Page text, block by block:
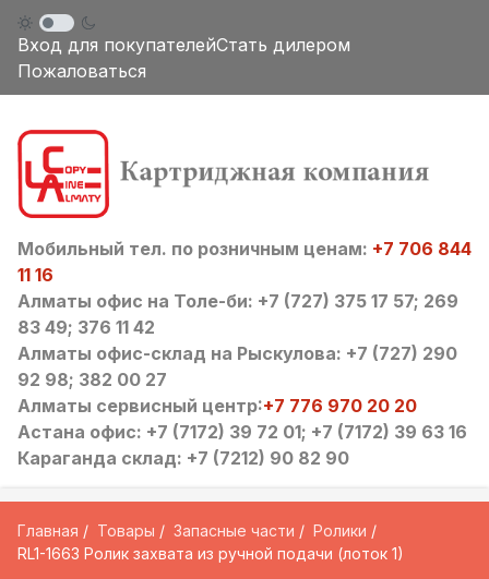
Вход для покупателейСтать дилером
Пожаловаться
Мобильный тел. по розничным ценам: +7 706 844
11 16
Алматы офис на Толе-би: +7 (727) 375 17 57; 269
83 49; 376 11 42
Алматы офис-склад на Рыскулова: +7 (727) 290
92 98; 382 00 27
Алматы сервисный центр:+7 776 970 20 20
Астана офис: +7 (7172) 39 72 01; +7 (7172) 39 63 16
Караганда склад: +7 (7212) 90 82 90
Главная Товары Запасные части
Ролики
RL1-1663 Ролик захвата из ручной подачи (лоток 1)